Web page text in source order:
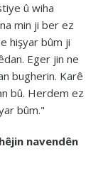
û wiha
min ji ber ez
hişyar bûm ji
Eger jin ne
bugherin. Karê
bû. Herdem ez
bûm."
navendên